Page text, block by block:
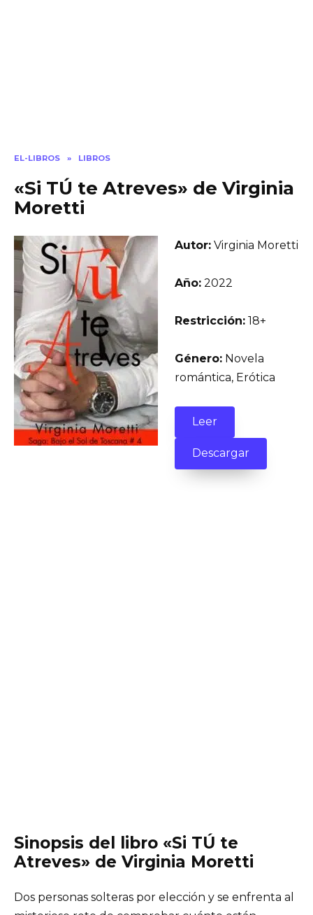
EL-LIBROS » LIBROS
«Si TÚ te Atreves» de Virginia
Moretti
Autor: Virginia Moretti
Año: 2022
Restricción: 18+
Género: Novela
romántica, Erótica
Leer
Descargar
Sinopsis del libro «Si TÚ te
Atreves» de Virginia Moretti
Dos personas solteras por elección y se enfrenta al